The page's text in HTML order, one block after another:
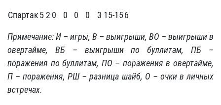
Спартак5 2 0 0 0 0 3 15-156
Примечание: И – игры, В – выигрыши, ВО – выигрыши в
овертайме, ВБ – выигрыши по буллитам, ПБ –
поражения по буллитам, ПО – поражения в овертайме,
П – поражения, РШ – разница шайб, О – очки в личных
встречах.